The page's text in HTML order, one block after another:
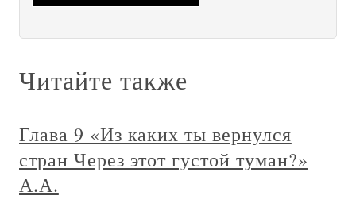
Читайте также
Глава 9 «Из каких ты вернулся
стран Через этот густой туман?»
А.А.